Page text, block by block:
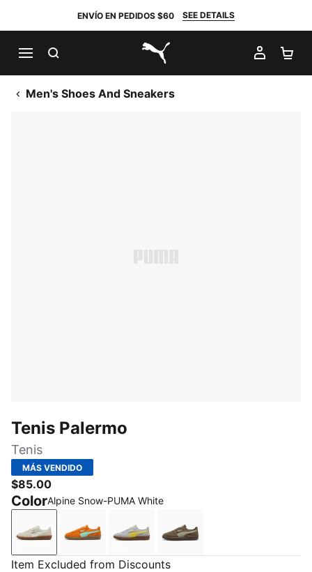
ENVÍO EN PEDIDOS $60 SEE DETAILS
PUMA.com
MI
Men's Shoes And Sneakers
Tenis Palermo
Tenis
MÁS VENDIDO
$85.00
ColorAlpine Snow-PUMA White
Alpine Snow-PUMA White
Vermillion-GumVibrant Silver-GumLoden Green-Gum
Item Excluded from Discounts